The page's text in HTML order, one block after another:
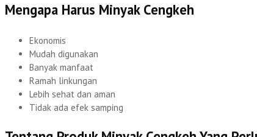
Mengapa Harus Minyak Cengkeh
Ekonomis
Mudah digunakan
Banyak manfaat
Ramah linkungan
Lebih sehat dan aman
Tidak ada efek samping